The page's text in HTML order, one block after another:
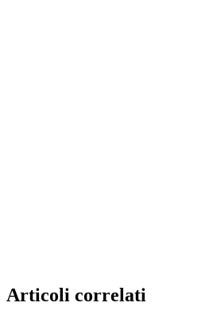
Articoli correlati